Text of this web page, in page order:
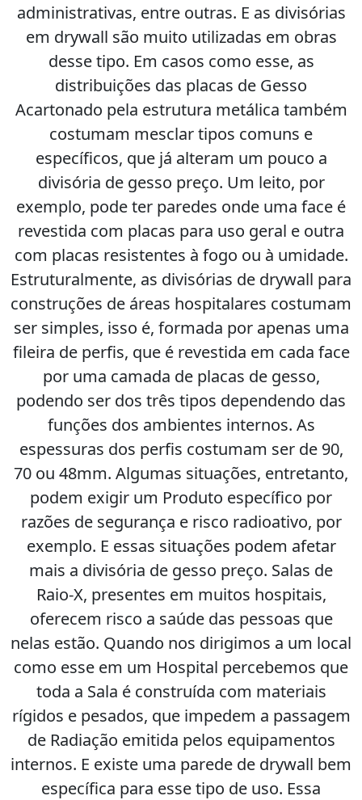
administrativas, entre outras. E as divisórias
em drywall são muito utilizadas em obras
desse tipo. Em casos como esse, as
distribuições das placas de Gesso
Acartonado pela estrutura metálica também
costumam mesclar tipos comuns e
específicos, que já alteram um pouco a
divisória de gesso preço. Um leito, por
exemplo, pode ter paredes onde uma face é
revestida com placas para uso geral e outra
com placas resistentes à fogo ou à umidade.
Estruturalmente, as divisórias de drywall para
construções de áreas hospitalares costumam
ser simples, isso é, formada por apenas uma
fileira de perfis, que é revestida em cada face
por uma camada de placas de gesso,
podendo ser dos três tipos dependendo das
funções dos ambientes internos. As
espessuras dos perfis costumam ser de 90,
70 ou 48mm. Algumas situações, entretanto,
podem exigir um Produto específico por
razões de segurança e risco radioativo, por
exemplo. E essas situações podem afetar
mais a divisória de gesso preço. Salas de
Raio-X, presentes em muitos hospitais,
oferecem risco a saúde das pessoas que
nelas estão. Quando nos dirigimos a um local
como esse em um Hospital percebemos que
toda a Sala é construída com materiais
rígidos e pesados, que impedem a passagem
de Radiação emitida pelos equipamentos
internos. E existe uma parede de drywall bem
específica para esse tipo de uso. Essa